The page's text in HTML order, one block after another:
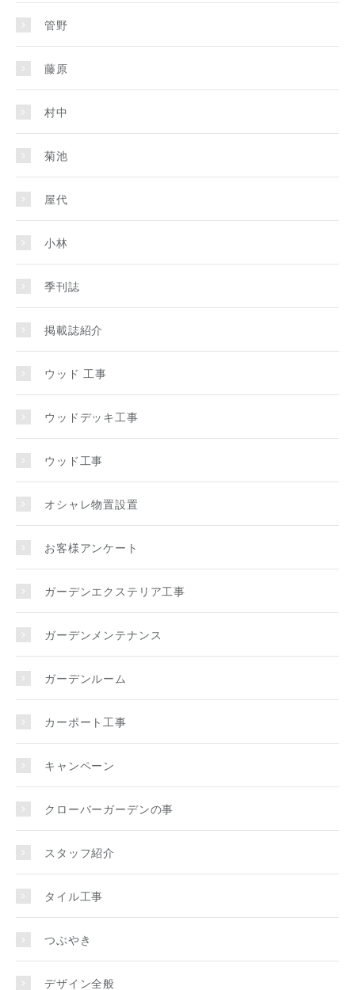
管野
藤原
村中
菊池
屋代
小林
季刊誌
掲載誌紹介
ウッド 工事
ウッドデッキ工事
ウッド工事
オシャレ物置設置
お客様アンケート
ガーデンエクステリア工事
ガーデンメンテナンス
ガーデンルーム
カーポート工事
キャンペーン
クローバーガーデンの事
スタッフ紹介
タイル工事
つぶやき
デザイン全般